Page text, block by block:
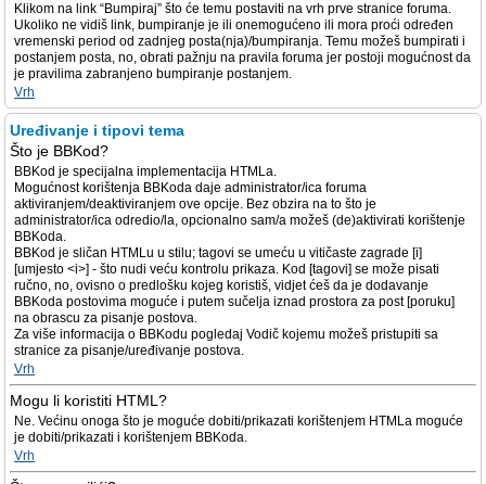
Klikom na link “Bumpiraj” što će temu postaviti na vrh prve stranice foruma.
Ukoliko ne vidiš link, bumpiranje je ili onemogućeno ili mora proći određen
vremenski period od zadnjeg posta(nja)/bumpiranja. Temu možeš bumpirati i
postanjem posta, no, obrati pažnju na pravila foruma jer postoji mogućnost da
je pravilima zabranjeno bumpiranje postanjem.
Vrh
Uređivanje i tipovi tema
Što je BBKod?
BBKod je specijalna implementacija HTMLa.
Mogućnost korištenja BBKoda daje administrator/ica foruma
aktiviranjem/deaktiviranjem ove opcije. Bez obzira na to što je
administrator/ica odredio/la, opcionalno sam/a možeš (de)aktivirati korištenje
BBKoda.
BBKod je sličan HTMLu u stilu; tagovi se umeću u vitičaste zagrade [i]
[umjesto <i>] - što nudi veću kontrolu prikaza. Kod [tagovi] se može pisati
ručno, no, ovisno o predlošku kojeg koristiš, vidjet ćeš da je dodavanje
BBKoda postovima moguće i putem sučelja iznad prostora za post [poruku]
na obrascu za pisanje postova.
Za više informacija o BBKodu pogledaj Vodič kojemu možeš pristupiti sa
stranice za pisanje/uređivanje postova.
Vrh
Mogu li koristiti HTML?
Ne. Većinu onoga što je moguće dobiti/prikazati korištenjem HTMLa moguće
je dobiti/prikazati i korištenjem BBKoda.
Vrh